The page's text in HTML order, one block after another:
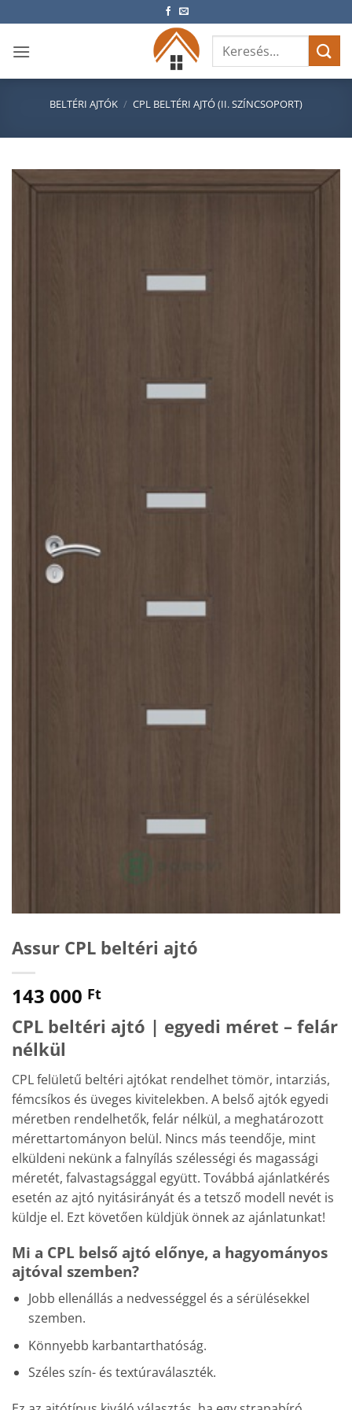
to
content
Keresés
következőre:
BELTÉRI AJTÓK / CPL BELTÉRI AJTÓ (II. SZÍNCSOPORT)
Assur CPL beltéri ajtó
143 000 Ft
CPL beltéri ajtó | egyedi méret – felár
nélkül
CPL felületű beltéri ajtókat rendelhet tömör, intarziás,
fémcsíkos és üveges kivitelekben. A belső ajtók egyedi
méretben rendelhetők, felár nélkül, a meghatározott
mérettartományon belül. Nincs más teendője, mint
elküldeni nekünk a falnyílás szélességi és magassági
méretét, falvastagsággal együtt. Továbbá ajánlatkérés
esetén az ajtó nyitásirányát és a tetsző modell nevét is
küldje el. Ezt követően küldjük önnek az ajánlatunkat!
Mi a CPL belső ajtó előnye, a hagyományos
ajtóval szemben?
Jobb ellenállás a nedvességgel és a sérülésekkel
szemben.
Könnyebb karbantarthatóság.
Széles szín- és textúraválaszték.